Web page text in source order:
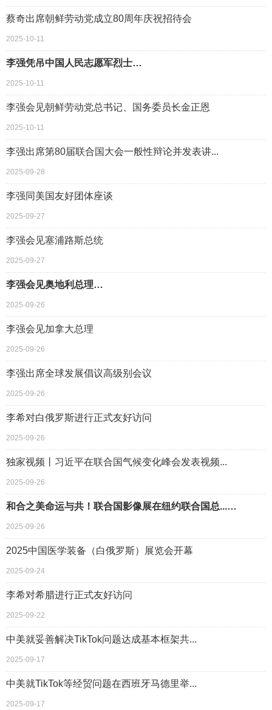
蔡奇出席朝鲜劳动党成立80周年庆祝招待会
2025-10-11
李强凭吊中国人民志愿军烈士…
2025-10-11
李强会见朝鲜劳动党总书记、国务委员长金正恩
2025-10-11
李强出席第80届联合国大会一般性辩论并发表讲...
2025-09-28
李强同美国友好团体座谈
2025-09-27
李强会见塞浦路斯总统
2025-09-27
李强会见奥地利总理…
2025-09-26
李强会见加拿大总理
2025-09-26
李强出席全球发展倡议高级别会议
2025-09-26
李希对白俄罗斯进行正式友好访问
2025-09-26
独家视频丨习近平在联合国气候变化峰会发表视频...
2025-09-26
和合之美命运与共！联合国影像展在纽约联合国总...…
2025-09-26
2025中国医学装备（白俄罗斯）展览会开幕
2025-09-24
李希对希腊进行正式友好访问
2025-09-22
中美就妥善解决TikTok问题达成基本框架共...
2025-09-17
中美就TikTok等经贸问题在西班牙马德里举...
2025-09-17